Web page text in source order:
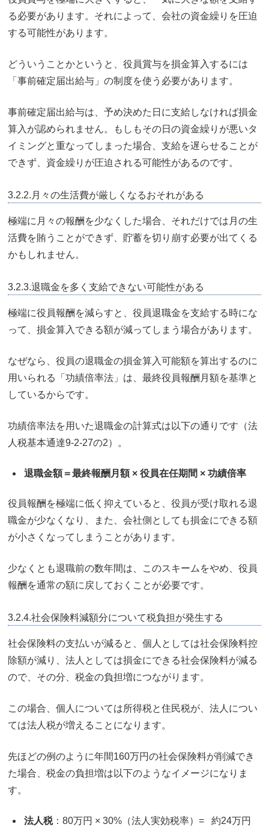
る必要があります。それによって、会社の資金繰りを圧迫
する可能性があります。
どういうことかというと、役員賞与を損金算入するには
「事前確定届出給与」の制度を使う必要があります。
事前確定届出給与は、予め決めた日に支給しなければ損金
算入が認められません。もしもその日の資金繰りが悪いタ
イミングと重なってしまった場合、支給を遅らせることが
できず、資金繰りが圧迫される可能性があるのです。
3.2.2.月々の生活費が厳しくなるおそれがある
極端に月々の報酬を少なくした場合、それだけでは月の生
活費を賄うことができず、貯蓄を切り崩す必要が出てくる
かもしれません。
3.2.3.退職金を多く支給できない可能性がある
極端に役員報酬を減らすと、役員退職金を支給する時にな
って、損金算入できる額が減ってしまう場合があります。
なぜなら、役員の退職金の損金算入可能額を算出するのに
用いられる「功績倍率法」は、最終役員報酬月額を基準と
しているからです。
功績倍率法を用いた退職金の計算式は以下の通りです（法
人税基本通達9-2-27の2）。
退職金額＝最終報酬月額 × 役員在任期間 × 功績倍率
役員報酬を極端に低く抑えていると、役員が受け取れる退
職金が少なくなり、また、会社側としても損金にできる額
が小さくなってしまうことがあります。
少なくとも退職前の数年間は、このスキームをやめ、役員
報酬を通常の額に戻しておくことが必要です。
3.2.4.社会保険料減額分について税負担が発生する
社会保険料の支払いが減ると、個人としては社会保険料控
除額が減り、法人としては損金にできる社会保険料が減る
ので、その分、税金の負担増につながります。
この場合、個人については所得税と住民税が、法人につい
ては法人税が増えることになります。
先ほどの例のように年間160万円の社会保険料が削減でき
た場合、税金の負担増は以下のようなイメージになりま
す。
法人税：80万円 × 30%（法人実効税率）= 約24万円